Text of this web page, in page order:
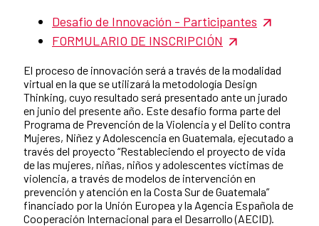
Desafio de Innovación - Participantes
FORMULARIO DE INSCRIPCIÓN
El proceso de innovación será a través de la modalidad
virtual en la que se utilizará la metodología Design
Thinking, cuyo resultado será presentado ante un jurado
en junio del presente año. Este desafío forma parte del
Programa de Prevención de la Violencia y el Delito contra
Mujeres, Niñez y Adolescencia en Guatemala, ejecutado a
través del proyecto “Restableciendo el proyecto de vida
de las mujeres, niñas, niños y adolescentes víctimas de
violencia, a través de modelos de intervención en
prevención y atención en la Costa Sur de Guatemala”
financiado por la Unión Europea y la Agencia Española de
Cooperación Internacional para el Desarrollo (AECID).